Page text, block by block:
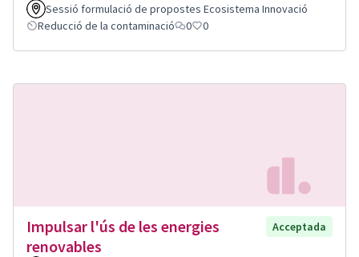
Sessió formulació de propostes Ecosistema Innovació
Reducció de la contaminació
0 0
Impulsar l'ús de les energies
renovables
Acceptada